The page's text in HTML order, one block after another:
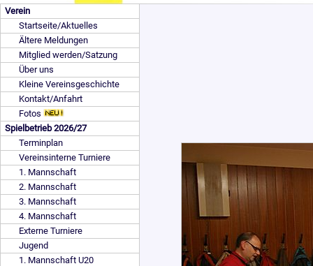
Verein
Startseite/Aktuelles
Ältere Meldungen
Mitglied werden/Satzung
Über uns
Kleine Vereinsgeschichte
Kontakt/Anfahrt
Fotos
Spielbetrieb 2026/27
Terminplan
Vereinsinterne Turniere
1. Mannschaft
2. Mannschaft
3. Mannschaft
4. Mannschaft
Externe Turniere
Jugend
1. Mannschaft U20